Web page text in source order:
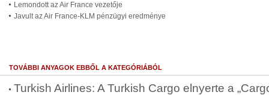
Lemondott az Air France vezetője
Javult az Air France-KLM pénzügyi eredménye
TOVÁBBI ANYAGOK EBBŐL A KATEGÓRIÁBÓL
Turkish Airlines: A Turkish Cargo elnyerte a